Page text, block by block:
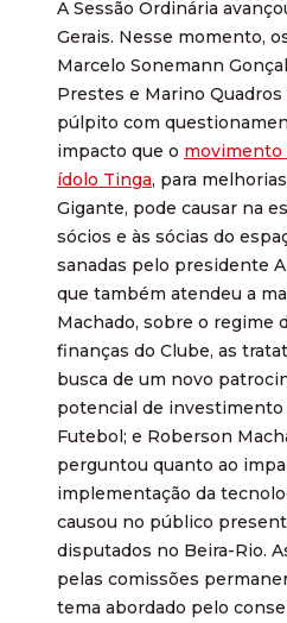
A Sessão Ordinária
Gerais. Nesse momento,
Marcelo Sonemann
Prestes e Marino Quadros
púlpito com
impacto que o movimento
ídolo Tinga, para
Gigante, pode causar na
sócios e às sócias do
sanadas pelo presidente
que também atendeu a
Machado, sobre o regime
finanças do Clube, as
busca de um novo
potencial de
Futebol; e Roberson
perguntou quanto ao
implementação da
causou no público
disputados no Beira-Rio.
pelas comissões
tema abordado pelo